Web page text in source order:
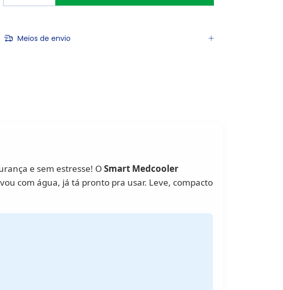
Meios de envio
e sem estresse! OSmart Medcooler
com água, já tá pronto pra usar. Leve, compacto